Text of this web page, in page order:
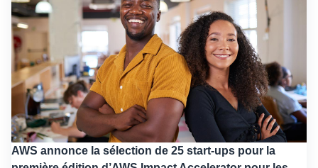
AWS annonce la sélection de 25 start-ups pour la